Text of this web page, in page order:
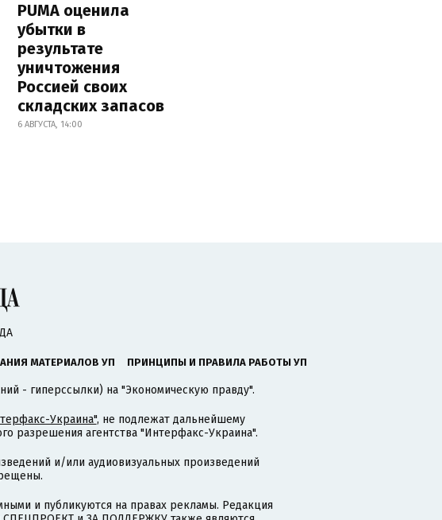
PUMA оценила
убытки в
результате
уничтожения
Россией своих
складских запасов
6 АВГУСТА, 14:00
МАТЕРИАЛОВ УП ПРИНЦИПЫ И ПРАВИЛА РАБОТЫ УП
- гиперссылки) на "Экономическую правду".
Украина", не подлежат дальнейшему
разрешения агентства "Интерфакс-Украина".
и/или аудиовизуальных произведений
и публикуются на правах рекламы. Редакция